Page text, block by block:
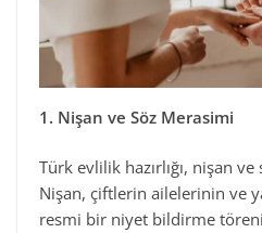
1. Nişan ve Söz Merasimi
Türk evlilik hazırlığı, nişan
Nişan, çiftlerin ailelerinin ve
resmi bir niyet bildirme